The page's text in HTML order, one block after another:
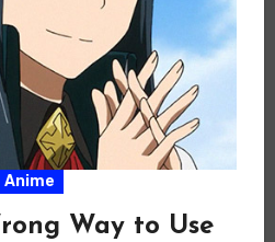
Anime
Way to Use